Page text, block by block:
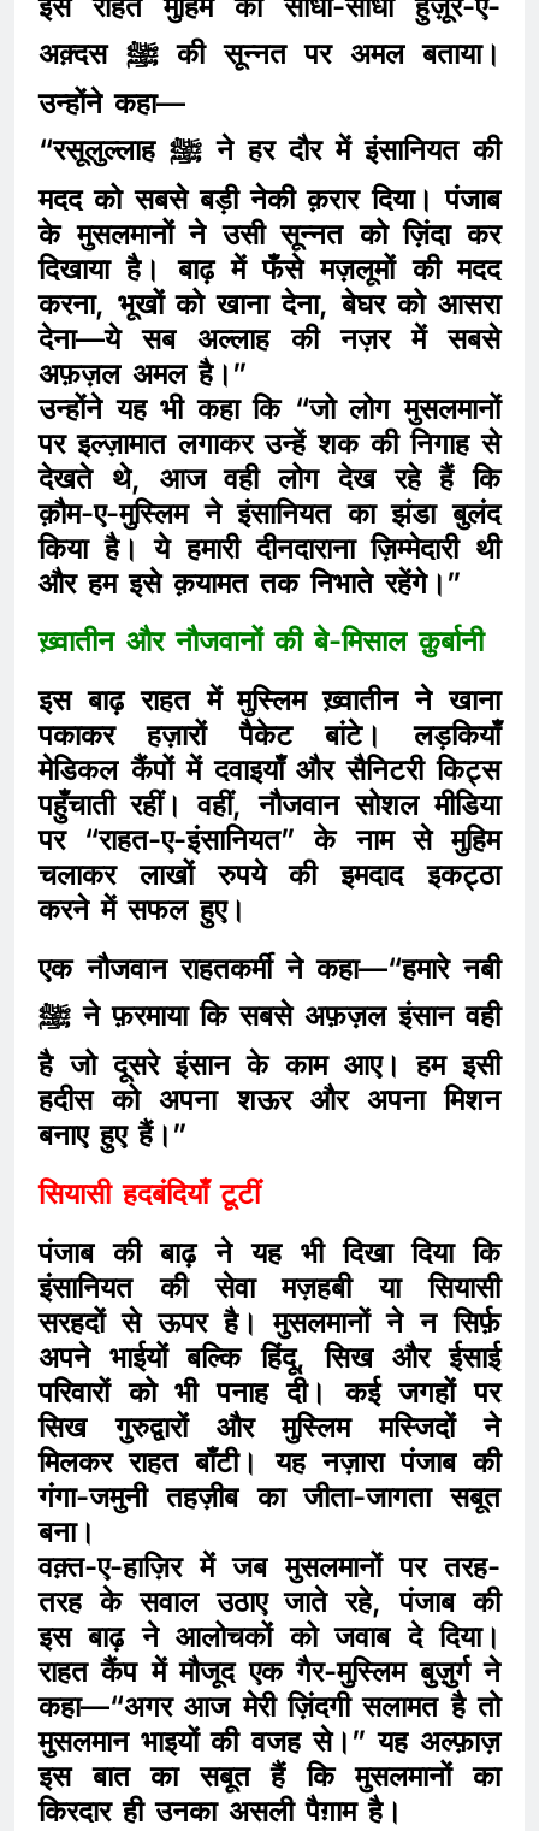
अक़्दस ﷺ की सून्नत पर अमल बताया।
उन्होंने कहा—
“रसूलुल्लाह ﷺ ने हर दौर में इंसानियत की
मदद को सबसे बड़ी नेकी क़रार दिया। पंजाब
के मुसलमानों ने उसी सून्नत को ज़िंदा कर
दिखाया है। बाढ़ में फँसे मज़लूमों की मदद
करना, भूखों को खाना देना, बेघर को आसरा
देना—ये सब अल्लाह की नज़र में सबसे
अफ़ज़ल अमल है।”
उन्होंने यह भी कहा कि “जो लोग मुसलमानों
पर इल्ज़ामात लगाकर उन्हें शक की निगाह से
देखते थे, आज वही लोग देख रहे हैं कि
क़ौम-ए-मुस्लिम ने इंसानियत का झंडा बुलंद
किया है। ये हमारी दीनदाराना ज़िम्मेदारी थी
और हम इसे क़यामत तक निभाते रहेंगे।”
ख़्वातीन और नौजवानों की बे-मिसाल क़ुर्बानी
इस बाढ़ राहत में मुस्लिम ख़्वातीन ने खाना
पकाकर हज़ारों पैकेट बांटे। लड़कियाँ
मेडिकल कैंपों में दवाइयाँ और सैनिटरी किट्स
पहुँचाती रहीं। वहीं, नौजवान सोशल मीडिया
पर “राहत-ए-इंसानियत” के नाम से मुहिम
चलाकर लाखों रुपये की इमदाद इकट्ठा
करने में सफल हुए।
एक नौजवान राहतकर्मी ने कहा—“हमारे नबी
ﷺ ने फ़रमाया कि सबसे अफ़ज़ल इंसान वही
है जो दूसरे इंसान के काम आए। हम इसी
हदीस को अपना शऊर और अपना मिशन
बनाए हुए हैं।”
सियासी हदबंदियाँ टूटीं
पंजाब की बाढ़ ने यह भी दिखा दिया कि
इंसानियत की सेवा मज़हबी या सियासी
सरहदों से ऊपर है। मुसलमानों ने न सिर्फ़
अपने भाईयों बल्कि हिंदू, सिख और ईसाई
परिवारों को भी पनाह दी। कई जगहों पर
सिख गुरुद्वारों और मुस्लिम मस्जिदों ने
मिलकर राहत बाँटी। यह नज़ारा पंजाब की
गंगा-जमुनी तहज़ीब का जीता-जागता सबूत
बना।
वक़्त-ए-हाज़िर में जब मुसलमानों पर तरह-
तरह के सवाल उठाए जाते रहे, पंजाब की
इस बाढ़ ने आलोचकों को जवाब दे दिया।
राहत कैंप में मौजूद एक गैर-मुस्लिम बुज़ुर्ग ने
कहा—“अगर आज मेरी ज़िंदगी सलामत है तो
मुसलमान भाइयों की वजह से।” यह अल्फ़ाज़
इस बात का सबूत हैं कि मुसलमानों का
किरदार ही उनका असली पैग़ाम है।